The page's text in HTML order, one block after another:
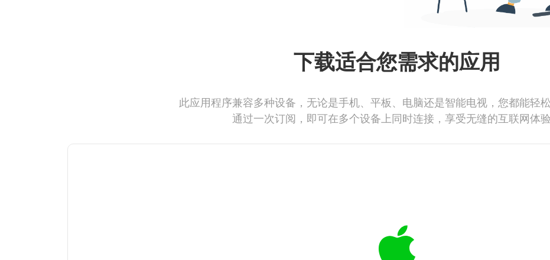
下载适合您需求的应用
此应用程序兼容多种设备，无论是手机、平板、电脑还是智能电视，您都能轻松
通过一次订阅，即可在多个设备上同时连接，享受无缝的互联网体验